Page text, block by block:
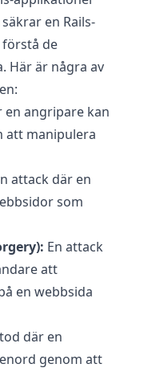
en Rails-
de
Här är några av
en angripare kan
att manipulera
attack där en
som
En attack
att
en webbsida
där en
genom att